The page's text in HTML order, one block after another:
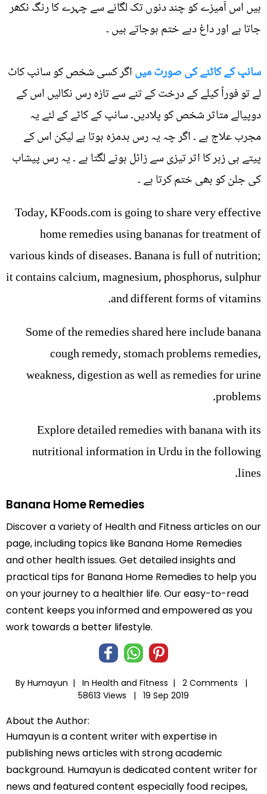
ہیں اس آمیزے کو چند دنوں تک لگانے سے چہرے کا رنگ نکھر
جاتا ہے اور داغ دبے ختم ہوجاتے ہیں ۔
سانپ کے کاٹنے کی صورت میںاگر کسی شخص کو سانپ کاٹ
لے تو فوراً کیلے کے درخت کے تنے سے تازہ رس نکالیں اس کے
دوپیالے متاثر شخص کو پلادیں۔ سانپ کے کاٹے کے لئے یہ
مجرب علاج ہے ۔ اگر چہ یہ رس بدمزہ ہوتا ہے لیکن اس کے
پیتے ہی زہر کا اثر تیزی سے زائل ہونے لگتا ہے ۔ یہ رس پیشاب
کی جلن کو بھی ختم کرتا ہے ۔
Today, KFoods.com is going to share very effective
home remedies using bananas for treatment of
various kinds of diseases. Banana is full of nutrition;
it contains calcium, magnesium, phosphorus, sulphur
and different forms of vitamins.
Some of the remedies shared here include banana
cough remedy, stomach problems remedies,
weakness, digestion as well as remedies for urine
problems.
Explore detailed remedies with banana with its
nutritional information in Urdu in the following
lines.
Banana Home Remedies
Discover a variety of Health and Fitness articles on our
page, including topics like Banana Home Remedies
and other health issues. Get detailed insights and
practical tips for Banana Home Remedies to help you
on your journey to a healthier life. Our easy-to-read
content keeps you informed and empowered as you
work towards a better lifestyle.
By Humayun | In Health and Fitness |
2 Comments |
58613 Views |
19 Sep 2019
About the Author:
Humayun is a content writer with expertise in
publishing news articles with strong academic
background. Humayun is dedicated content writer for
news and featured content especially food recipes,